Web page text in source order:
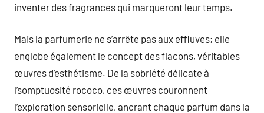
inventer des fragrances qui marqueront leur temps.
Mais la parfumerie ne s’arrête pas aux effluves; elle
englobe également le concept des flacons, véritables
œuvres d’esthétisme. De la sobriété délicate à
l’somptuosité rococo, ces œuvres couronnent
l’exploration sensorielle, ancrant chaque parfum dans la